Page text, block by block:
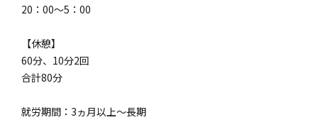
20：00～5：00
【休憩】
60分、10分2回
合計80分
就労期間：3ヵ月以上～長期